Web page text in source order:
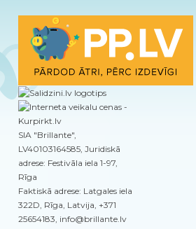
SIA "Brillante",
LV40103164585, Juridiskā
adrese: Festivāla iela 1-97,
Rīga
Faktiskā adrese: Latgales iela
322D, Rīga, Latvija, +371
25654183, info@brillante.lv